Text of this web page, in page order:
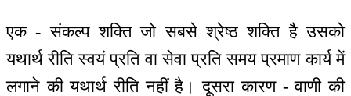
एक - संकल्प शक्ति जो सबसे श्रेष्ठ शक्ति है उसको
यथार्थ रीति स्वयं प्रति वा सेवा प्रति समय प्रमाण कार्य में
लगाने की यथार्थ रीति नहीं है। दूसरा कारण - वाणी की